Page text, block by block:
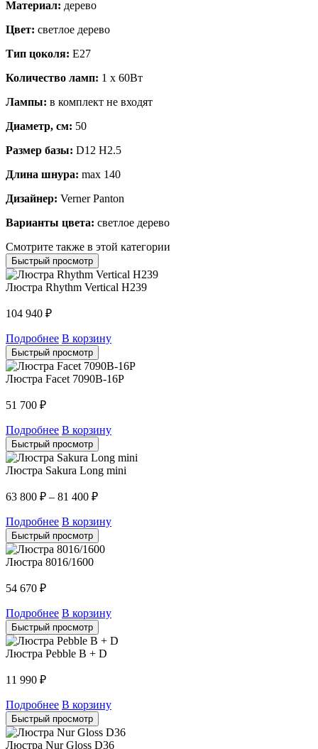
Материал: дерево
Цвет: светлое дерево
Тип цоколя: E27
Количество ламп: 1 x 60Вт
Лампы: в комплект не входят
Диаметр, см: 50
Размер базы: D12 H2.5
Длина шнура: max 140
Дизайнер: Verner Panton
Варианты цвета: светлое дерево
Смотрите также в этой категории
Быстрый просмотр
Люстра Rhythm Vertical H239
104 940 ₽
Подробнее В корзину
Быстрый просмотр
Люстра Facet 7090B-16P
51 700 ₽
Подробнее В корзину
Быстрый просмотр
Люстра Sakura Long mini
63 800 ₽ – 81 400 ₽
Подробнее В корзину
Быстрый просмотр
Люстра 8016/1600
54 670 ₽
Подробнее В корзину
Быстрый просмотр
Люстра Pebble B + D
11 990 ₽
Подробнее В корзину
Быстрый просмотр
Люстра Nur Gloss D36